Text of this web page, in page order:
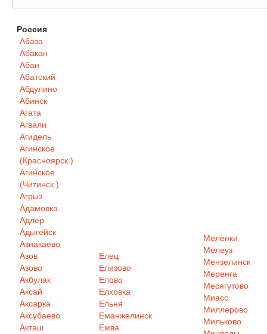
Россия
Абаза
Абакан
Абан
Абатский
Абдулино
Абинск
Агата
Агвали
Агидель
Агинское
(Красноярск.)
Агинское
(Читинск.)
Агрыз
Адамовка
Адлер
Адыгейск
Азнакаево
Азов
Азово
Акбулак
Аксай
Аксарка
Аксубаево
Акташ
Елец
Елизово
Елово
Елховка
Ельня
Еманжелинск
Емва
Меленки
Мелеуз
Мензелинск
Меренга
Месягутово
Миасс
Миллерово
Мильково